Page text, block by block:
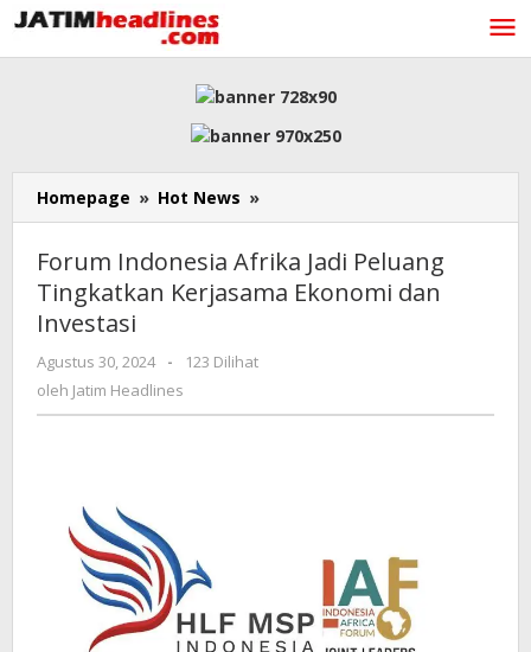
Lewati
ke
konten
Homepage » Hot News »
Indonesia
Jadi
Peluang
Investasi
Forum Indonesia Afrika Jadi Peluang
Tingkatkan Kerjasama Ekonomi dan
Investasi
Agustus 30, 2024
oleh
-
123 Dilihat
oleh Jatim Headlines